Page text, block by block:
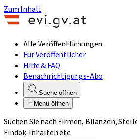
Zum Inhalt
Alle Veröffentlichungen
Für Veröffentlicher
Hilfe & FAQ
Benachrichtigungs-Abo
Suche öffnen
Menü öffnen
Suchen Sie nach Firmen, Bilanzen,
Findok-Inhalten etc.